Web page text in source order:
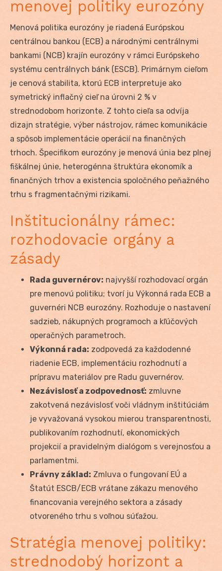
menovej politiky eurozóny
Menová politika eurozóny je riadená Európskou
centrálnou bankou (ECB) a národnými centrálnymi
bankami (NCB) krajín eurozóny v rámci Európskeho
systému centrálnych bánk (ESCB). Primárnym cieľom
je cenová stabilita, ktorú ECB interpretuje ako
symetrický inflačný cieľ na úrovni 2 % v
strednodobom horizonte. Z tohto cieľa sa odvíja
dizajn stratégie, výber nástrojov, rámec komunikácie
a spôsob implementácie operácií na finančných
trhoch. Špecifikom eurozóny je menová únia bez plnej
fiškálnej únie, heterogénna štruktúra ekonomík a
finančných trhov a existencia spoločného peňažného
trhu s fragmentačnými rizikami.
Inštitucionálny rámec:
rozhodovacie orgány a
zásady
Rada guvernérov: najvyšší rozhodovací orgán
pre menovú politiku; tvorí ju Výkonná rada ECB a
guvernéri NCB eurozóny. Rozhoduje o nastavení
sadzieb, nákupných programoch a kľúčových
operačných parametroch.
Výkonná rada: zodpovedá za každodenné
riadenie ECB, implementáciu rozhodnutí a
prípravu materiálov pre Radu guvernérov.
Nezávislosť a zodpovednosť: zmluvne
zakotvená nezávislosť voči vládnym inštitúciám
je vyvažovaná vysokou mierou transparentnosti,
publikovaním rozhodnutí, ekonomických
projekcií a pravidelným dialógom s verejnosťou a
parlamentmi.
Právny základ: Zmluva o fungovaní EÚ a
Štatút ESCB/ECB vrátane zákazu menového
financovania verejného sektora a zásady
otvoreného trhu s voľnou súťažou.
Stratégia menovej politiky:
strednodobý horizont a